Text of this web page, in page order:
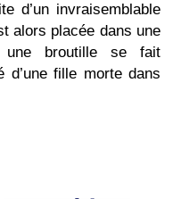
d’un invraisemblable
alors placée dans une
une broutille se fait
d’une fille morte dans